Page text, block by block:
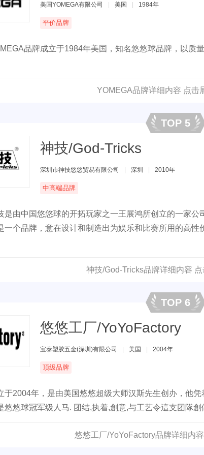
美国YOMEGA有限公司 美国 1984年
平价品牌
品牌成立于1984年美国，知名悠悠球品牌，以质
YOMEGA品牌详细内容 点击
TOP 5
神技/God-Tricks
深圳市神技悠悠贸易有限公司 深圳 2010年
中高端品牌
是由中国悠悠球的开拓玩家之一王展鸿所创立的一家
一个品牌，意在设计和制造出为娱乐和比赛所用的高
神技/God-Tricks品牌详细内容
TOP 6
悠悠工厂/YoYoFactory
宝泰塑胶五金(深圳)有限公司 美国 2004年
顶级品牌
于2004年，是由美国悠悠超级大师汉斯先生创办，他
悠悠球冠军级人马. 团结,执着,創意,与工艺令這支团隊
悠悠工厂/YoYoFactory品牌详细内